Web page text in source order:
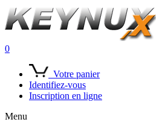
0
Votre panier
Identifiez-vous
Inscription en ligne
Menu